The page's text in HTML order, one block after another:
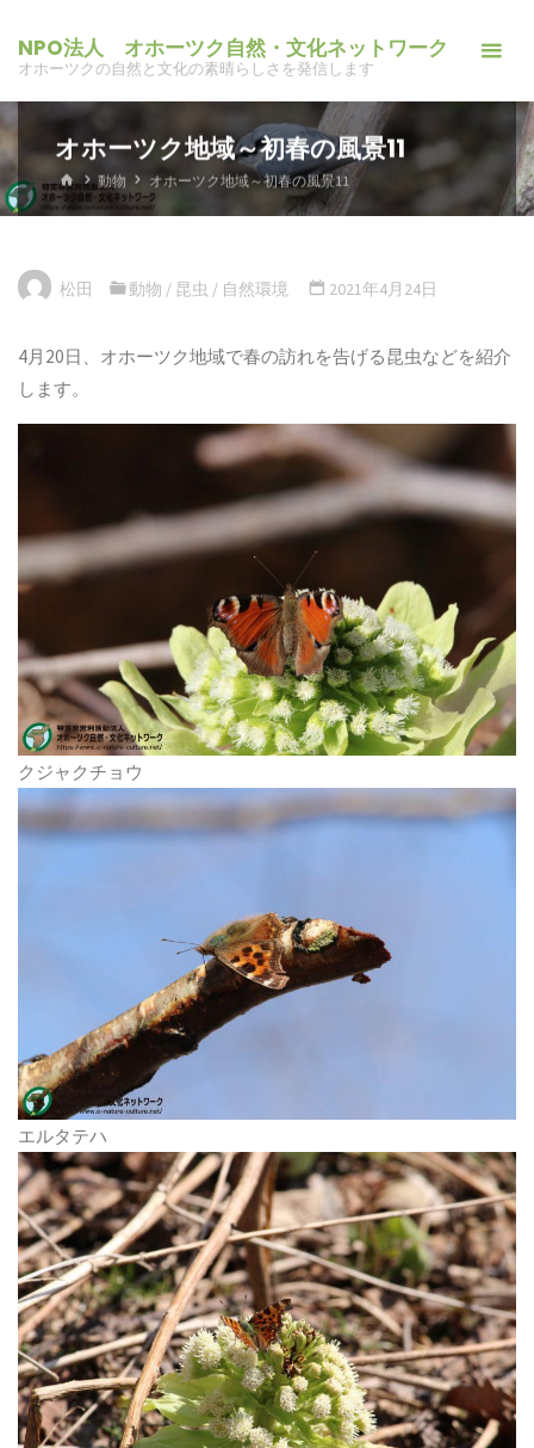
ン
ツ
へ
ス
NPO法人 オホーツク自然・文化ネットワーク
オホーツクの自然と文化の素晴らしさを発信します
オホーツク地域～初春の風景11
ホ
ー
ム
動物 オホーツク地域～初春の風景11
松田 動物 / 昆虫 / 自然環境 2021年4月24日
4月20日、オホーツク地域で春の訪れを告げる昆虫などを紹介
します。
クジャクチョウ
エルタテハ